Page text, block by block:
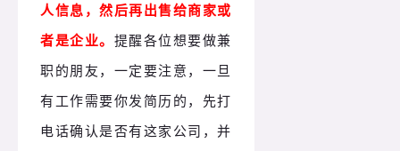
人信息，然后再出售给商家或
者是企业。 提醒各位想要做兼
职的朋友，一定要注意，一旦
有工作需要你发简历的，先打
电话确认是否有这家公司，并